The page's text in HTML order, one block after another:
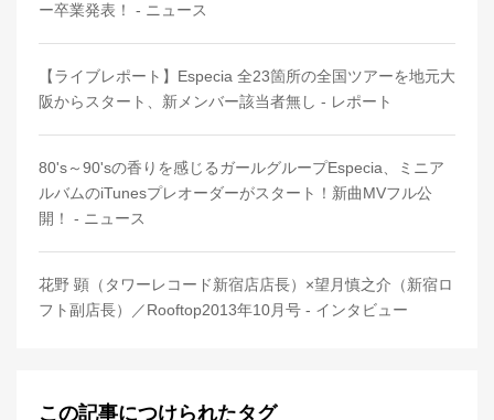
ー卒業発表！ - ニュース
【ライブレポート】Especia 全23箇所の全国ツアーを地元大
阪からスタート、新メンバー該当者無し - レポート
80's～90'sの香りを感じるガールグループEspecia、ミニア
ルバムのiTunesプレオーダーがスタート！新曲MVフル公
開！ - ニュース
花野 顕（タワーレコード新宿店店長）×望月慎之介（新宿ロ
フト副店長）／Rooftop2013年10月号 - インタビュー
この記事につけられたタグ